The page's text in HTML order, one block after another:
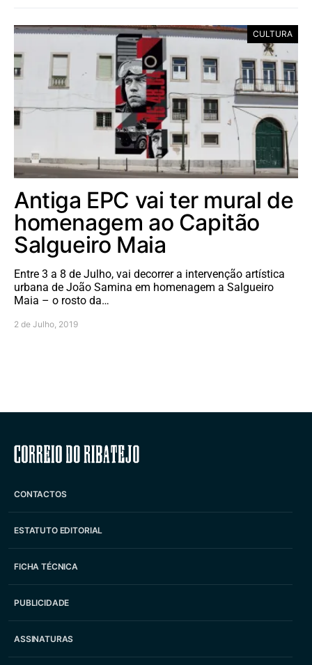
CULTURA
Antiga EPC vai ter mural de
homenagem ao Capitão
Salgueiro Maia
Entre 3 a 8 de Julho, vai decorrer a intervenção artística
urbana de João Samina em homenagem a Salgueiro
Maia – o rosto da…
2 de Julho, 2019
Correio do Ribatejo
CONTACTOS
ESTATUTO EDITORIAL
FICHA TÉCNICA
PUBLICIDADE
ASSINATURAS